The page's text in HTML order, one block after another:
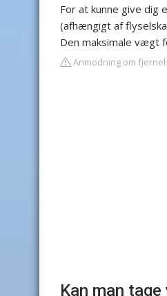
For at kunne give dig
(afhængigt af
Den maksimale vægt
Anmodning om
Kan man